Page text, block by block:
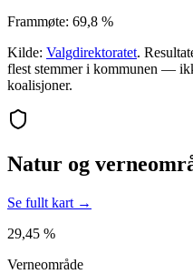
Frammøte: 69,8 %
Kilde: Valgdirektoratet.
flest stemmer i kommunen —
koalisjoner.
Natur og
Se fullt kart →
29,45 %
Verneområde